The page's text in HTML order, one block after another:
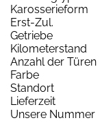
Karosserieform
Erst-Zul.
Getriebe
Kilometerstand
Anzahl der Türen
Farbe
Standort
Lieferzeit
Unsere Nummer